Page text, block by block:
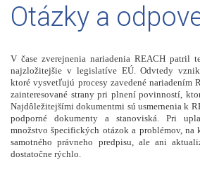
Otázky a
V čase zverejnenia nariadenia REACH patril
najzložitejšie v legislatíve EÚ. Odvtedy
ktoré vysvetľujú procesy zavedené nariadením
zainteresované strany pri plnení povinností,
Najdôležitejšími dokumentmi sú usmernenia k
podporné dokumenty a stanoviská. Pri
množstvo špecifických otázok a problémov, na
samotného právneho predpisu, ale ani
dostatočne rýchlo.